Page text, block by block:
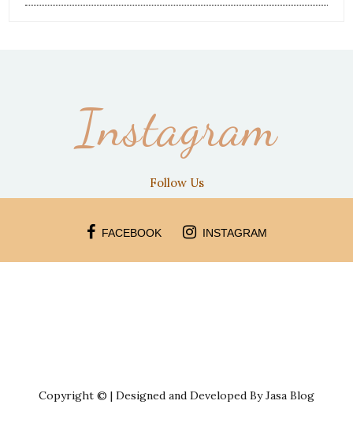
Instagram
Follow Us
FACEBOOK INSTAGRAM
Copyright © | Designed and Developed By Jasa Blog